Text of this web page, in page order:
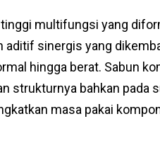
tinggi multifungsi yang
sinergis yang
hingga berat. Sabun
strukturnya bahkan pada
masa pakai